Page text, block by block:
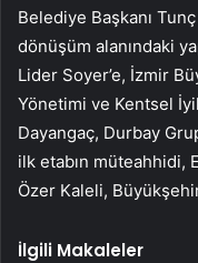
Belediye Başkanı
dönüşüm alanındaki
Lider Soyer’e, İzmir
Yönetimi ve Kentsel
Dayangaç, Durbay
ilk etabın müteahhidi,
Özer Kaleli,
İlgili Makaleler